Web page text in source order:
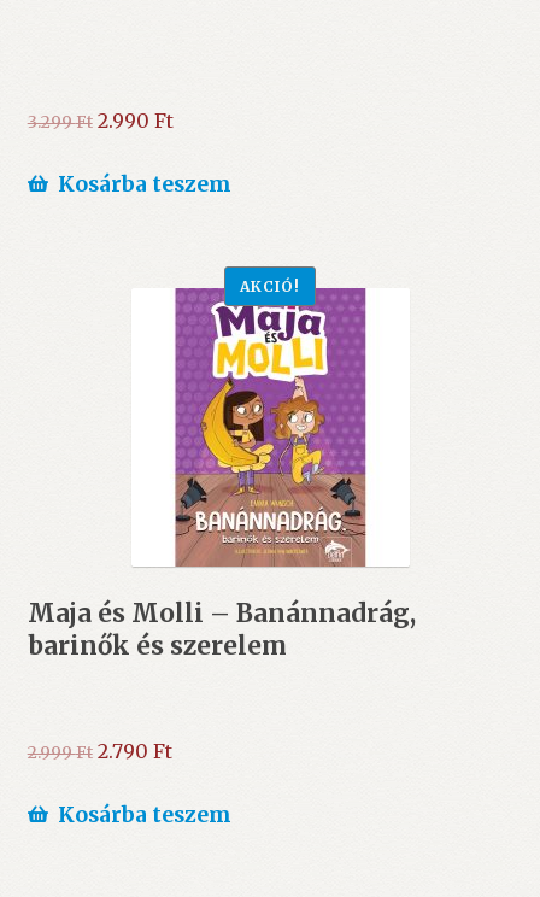
3.299Ft Original
was:
2.990 FtCurrent
is:
Kosárba teszem
Maja és Molli – Banánnadrág,
barinők és szerelem
AKCIÓ!
2.999Ft Original
was:
2.790 FtCurrent
is:
Kosárba teszem